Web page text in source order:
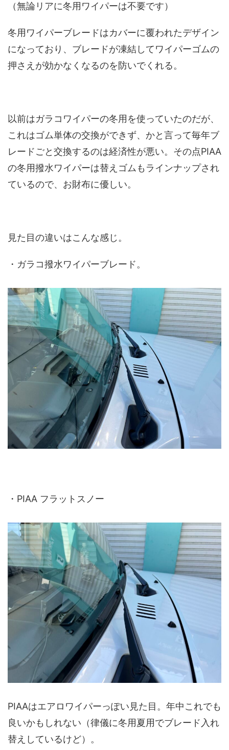
（無論リアに冬用ワイパーは不要です）
冬用ワイパーブレードはカバーに覆われたデザイン
になっており、ブレードが凍結してワイパーゴムの
押さえが効かなくなるのを防いでくれる。
以前はガラコワイパーの冬用を使っていたのだが、
これはゴム単体の交換ができず、かと言って毎年ブ
レードごと交換するのは経済性が悪い。その点PIAA
の冬用撥水ワイパーは替えゴムもラインナップされ
ているので、お財布に優しい。
見た目の違いはこんな感じ。
・ガラコ撥水ワイパーブレード。
・PIAA フラットスノー
PIAAはエアロワイパーっぽい見た目。年中これでも
良いかもしれない（律儀に冬用夏用でブレード入れ
替えしているけど）。